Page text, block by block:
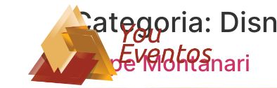
Categoria:
Felipe Montanari